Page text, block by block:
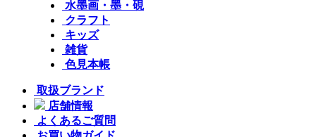
水墨画・墨・硯
クラフト
キッズ
雑貨
色見本帳
取扱ブランド
店舗情報
よくあるご質問